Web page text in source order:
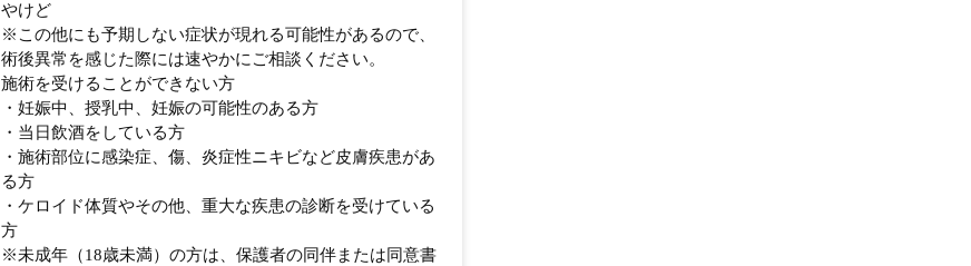
やけど
※この他にも予期しない症状が現れる可能性があるので、
術後異常を感じた際には速やかにご相談ください。
施術を受けることができない方
・妊娠中、授乳中、妊娠の可能性のある方
・当日飲酒をしている方
・施術部位に感染症、傷、炎症性ニキビなど皮膚疾患があ
る方
・ケロイド体質やその他、重大な疾患の診断を受けている
方
※未成年（18歳未満）の方は、保護者の同伴または同意書